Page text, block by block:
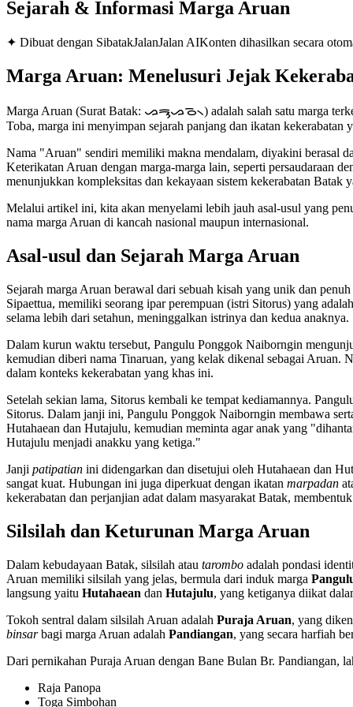
Sejarah & Informasi Marga Aruan
✦ Dibuat dengan SibatakJalanJalan AIKonten dihasilkan secara
Marga Aruan: Menelusuri Jejak
Marga Aruan (Surat Batak: ᯀᯒᯮᯀᯉ᯲) adalah salah satu marga
Toba, marga ini menyimpan sejarah panjang dan ikatan
Nama "Aruan" sendiri memiliki makna mendalam, diyakini berasal
Keterikatan Aruan dengan marga-marga lain, seperti persaudaraan
menunjukkan kompleksitas dan kekayaan sistem kekerabatan Batak
Melalui artikel ini, kita akan menyelami lebih jauh asal-usul yang
nama marga Aruan di kancah nasional maupun internasional.
Asal-usul dan Sejarah Marga Aruan
Sejarah marga Aruan berawal dari sebuah kisah yang unik dan
Sipaettua, memiliki seorang ipar perempuan (istri Sitorus) yang
selama lebih dari setahun, meninggalkan istrinya dan kedua anaknya.
Dalam kurun waktu tersebut, Pangulu Ponggok Naiborngin
kemudian diberi nama Tinaruan, yang kelak dikenal sebagai Aruan.
dalam konteks kekerabatan yang khas ini.
Setelah sekian lama, Sitorus kembali ke tempat kediamannya.
Sitorus. Dalam janji ini, Pangulu Ponggok Naiborngin membawa
Hutahaean dan Hutajulu, kemudian meminta agar anak yang
Hutajulu menjadi anakku yang ketiga."
Janji patipatian ini didengarkan dan disetujui oleh Hutahaean dan
sangat kuat. Hubungan ini juga diperkuat dengan ikatan marpadan
kekerabatan dan perjanjian adat dalam masyarakat Batak,
Silsilah dan Keturunan Marga Aruan
Dalam kebudayaan Batak, silsilah atau tarombo adalah pondasi
Aruan memiliki silsilah yang jelas, bermula dari induk marga
langsung yaitu Hutahaean dan Hutajulu, yang ketiganya diikat
Tokoh sentral dalam silsilah Aruan adalah Puraja Aruan, yang
binsarbagi marga Aruan adalah Pandiangan, yang secara harfiah
Dari pernikahan Puraja Aruan dengan Bane Bulan Br. Pandiangan,
Raja Panopa
Toga Simbohan